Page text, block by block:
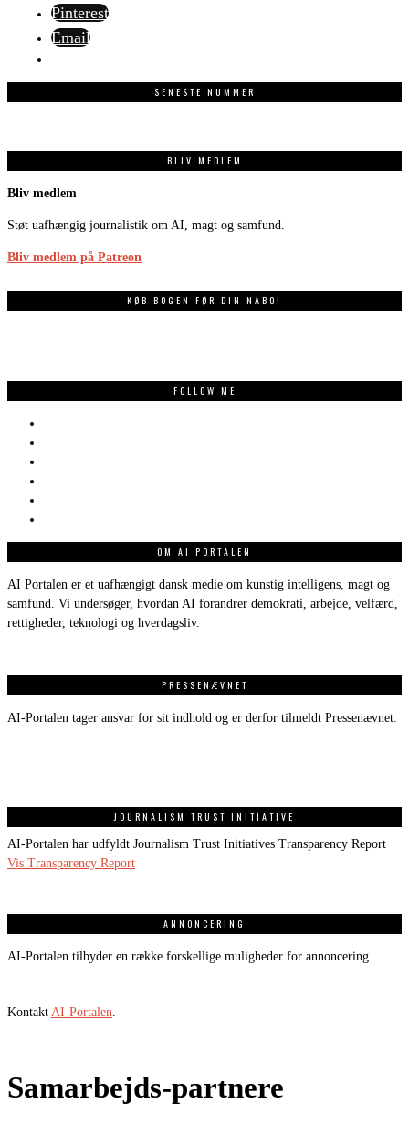
Pinterest
Email
SENESTE NUMMER
BLIV MEDLEM
Bliv medlem
Støt uafhængig journalistik om AI, magt og samfund.
Bliv medlem på Patreon
KØB BOGEN FØR DIN NABO!
FOLLOW ME
OM AI PORTALEN
AI Portalen er et uafhængigt dansk medie om kunstig intelligens, magt og
samfund. Vi undersøger, hvordan AI forandrer demokrati, arbejde, velfærd,
rettigheder, teknologi og hverdagsliv.
PRESSENÆVNET
AI-Portalen tager ansvar for sit indhold og er derfor tilmeldt Pressenævnet.
JOURNALISM TRUST INITIATIVE
AI-Portalen har udfyldt Journalism Trust Initiatives Transparency Report
Vis Transparency Report
ANNONCERING
AI-Portalen tilbyder en række forskellige muligheder for annoncering.
Kontakt AI-Portalen
Samarbejds-partnere